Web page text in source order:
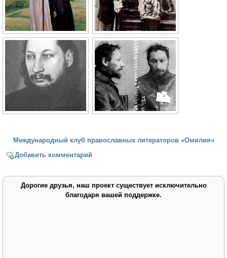
Международный клуб православных литераторов «Омилия»
Добавить комментарий
Дорогие друзья, наш проект существует исключительно
благодаря вашей поддержке.